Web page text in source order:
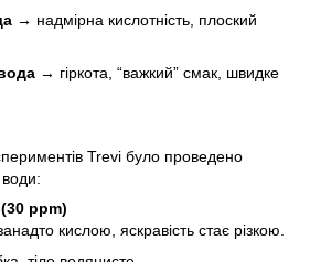
→ надмірна кислотність, плоский
→ гіркота, “важкий” смак, швидке
Trevi було проведено
води:
ppm)
кислою, яскравість стає різкою.